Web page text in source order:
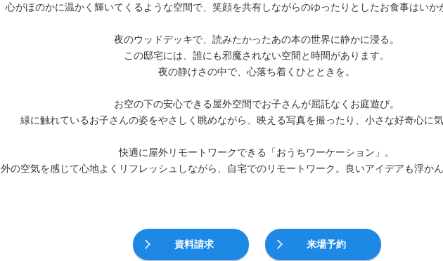
心がほのかに温かく輝いてくるような空間で、笑顔を共有しながらのゆったりとしたお食事はいか
夜のウッドデッキで、読みたかったあの本の世界に静かに浸る。
この邸宅には、誰にも邪魔されない空間と時間があります。
夜の静けさの中で、心落ち着くひとときを。
お空の下の安心できる屋外空間でお子さんが屈託なくお庭遊び。
緑に触れているお子さんの姿をやさしく眺めながら、映える写真を撮ったり、小さな好奇心に気
快適に屋外リモートワークできる「おうちワーケーション」。
外の空気を感じて心地よくリフレッシュしながら、自宅でのリモートワーク。良いアイデアも浮かん
資料請求 来場予約